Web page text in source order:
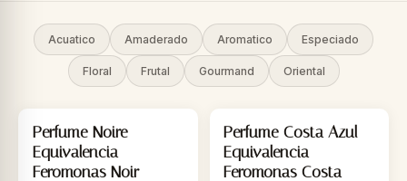
Acuatico Amaderado Aromatico Especiado
Floral Frutal Gourmand Oriental
AGOTADO
Perfume Noire
Equivalencia
Feromonas Noir
AGOTADO
Perfume Costa Azul
Equivalencia
Feromonas Costa